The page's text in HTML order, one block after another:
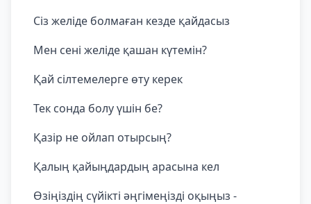
Сіз желіде болмаған кезде қайдасыз
Мен сені желіде қашан күтемін?
Қай сілтемелерге өту керек
Тек сонда болу үшін бе?
Қазір не ойлап отырсың?
Қалың қайыңдардың арасына кел
Өзіңіздің сүйікті әңгімеңізді оқыңыз -